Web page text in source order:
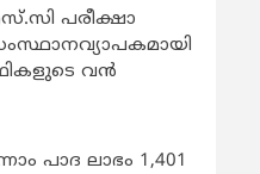
പരീക്ഷാ
വന്‍
പാദ ലാഭം 1,401